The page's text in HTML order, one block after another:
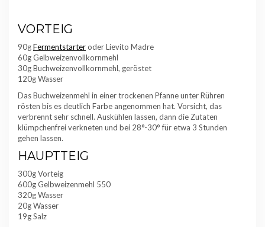
VORTEIG
90gFermentstarteroder Lievito Madre
60g Gelbweizenvollkornmehl
30g Buchweizenvollkornmehl, geröstet
120g Wasser
Das Buchweizenmehl in einer trockenen Pfanne unter Rühren
rösten bis es deutlich Farbe angenommen hat. Vorsicht, das
verbrennt sehr schnell. Auskühlen lassen, dann die Zutaten
klümpchenfrei verkneten und bei 28°-30° für etwa 3 Stunden
gehen lassen.
HAUPTTEIG
300g Vorteig
600g Gelbweizenmehl 550
320g Wasser
20g Wasser
19g Salz